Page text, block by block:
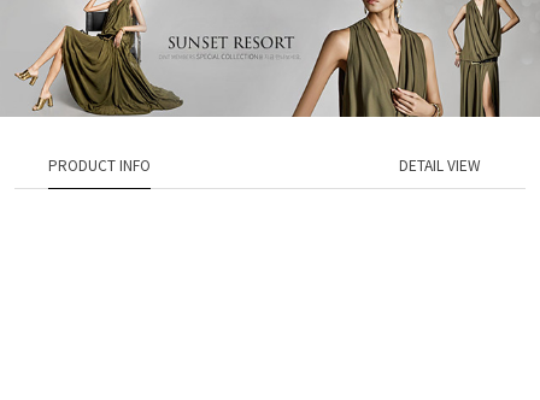
PRODUCT INFO DETAIL VIEW